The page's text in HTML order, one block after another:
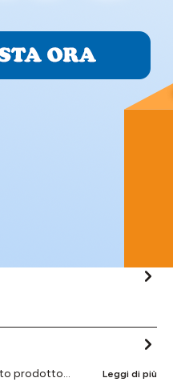
prodotto...
Leggi di più